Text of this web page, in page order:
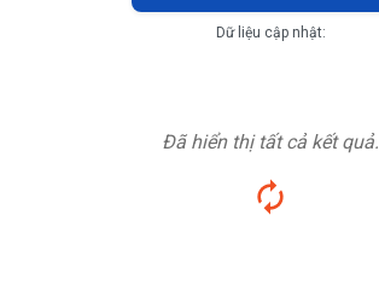
Dữ liệu cập nhật:
Đã hiển thị tất cả kết quả.